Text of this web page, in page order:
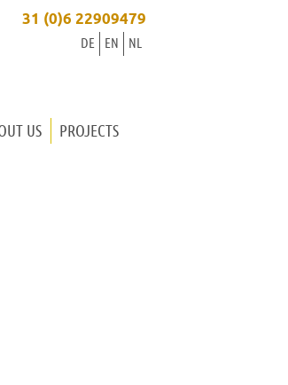
31 (0)6 22909479
NL
EN
DE
US PROJECTS